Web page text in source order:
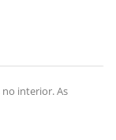
no interior. As